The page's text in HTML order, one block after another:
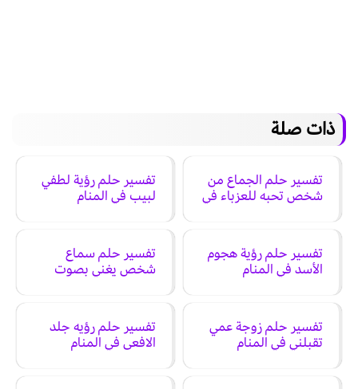
ذات صلة
تفسير حلم الجماع من
شخص تحبه للعزباء في
تفسير حلم رؤية لطفي
لبيب في المنام
تفسير حلم رؤية هجوم
الأسد في المنام
تفسير حلم سماع
شخص يغني بصوت
تفسير حلم زوجة عمي
تقبلني في المنام
تفسير حلم رؤيه جلد
الافعى في المنام